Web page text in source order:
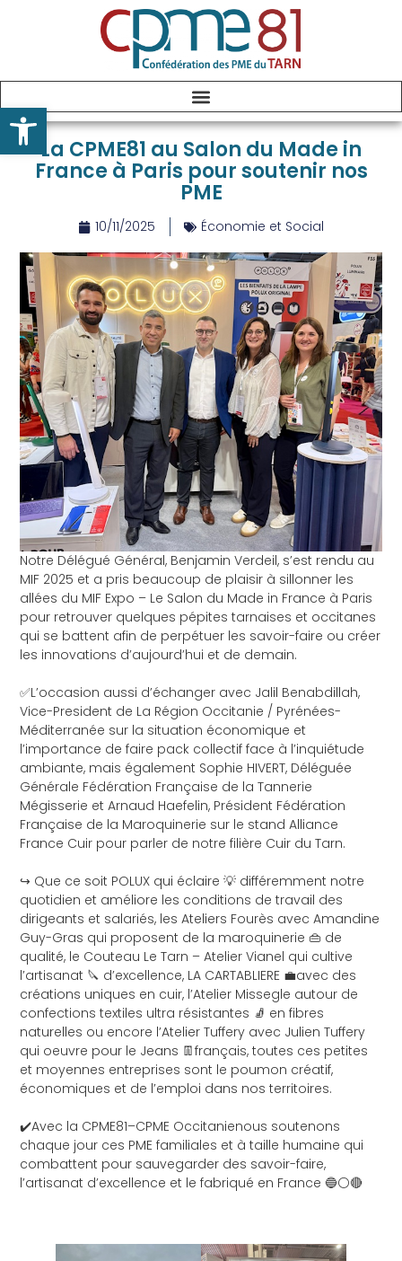
La CPME81 au Salon du Made in
France à Paris pour soutenir nos
PME
10/11/2025 Économie et Social
Notre Délégué Général, Benjamin Verdeil, s’est rendu au
MIF 2025 et a pris beaucoup de plaisir à sillonner les
allées du MIF Expo – Le Salon du Made in France à Paris
pour retrouver quelques pépites tarnaises et occitanes
qui se battent afin de perpétuer les savoir-faire ou créer
les innovations d’aujourd’hui et de demain.
✅L’occasion aussi d’échanger avec Jalil Benabdillah,
Vice-President de La Région Occitanie / Pyrénées-
Méditerranée sur la situation économique et
l’importance de faire pack collectif face à l’inquiétude
ambiante, mais également Sophie HIVERT, Déléguée
Générale Fédération Française de la Tannerie
Mégisserie etArnaud Haefelin, Président Fédération
Française de la Maroquinerie sur le standAlliance
France Cuir pour parler de notre filière Cuir du Tarn.
↪️ Que ce soit POLUX qui éclaire 💡 différemment notre
quotidien et améliore les conditions de travail des
dirigeants et salariés, lesAteliers Fourès avec Amandine
Guy-Gras qui proposent de la maroquinerie 👜 de
qualité, le Couteau Le Tarn – Atelier Vianel qui cultive
l’artisanat 🔪 d’excellence, LA CARTABLIERE 💼avec des
créations uniques en cuir, l’Atelier Missegle autour de
confections textiles ultra résistantes 🧦 en fibres
naturelles ou encore l’Atelier Tuffery avec Julien Tuffery
qui oeuvre pour le Jeans 👖français, toutes ces petites
et moyennes entreprises sont le poumon créatif,
économiques et de l’emploi dans nos territoires.
✔️Avec la CPME81–CPME Occitanienous soutenons
chaque jour ces PME familiales et à taille humaine qui
combattent pour sauvegarder des savoir-faire,
l’artisanat d’excellence et le fabriqué en France 🔵⚪️🔴
Ouvrir la barre d’outils